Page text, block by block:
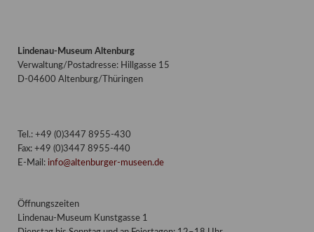
Lindenau-Museum Altenburg
Verwaltung/Postadresse: Hillgasse 15
D-04600 Altenburg/Thüringen
Tel.: +49 (0)3447 8955-430
Fax: +49 (0)3447 8955-440
E-Mail: info@altenburger-museen.de
Öffnungszeiten
Lindenau-Museum Kunstgasse 1